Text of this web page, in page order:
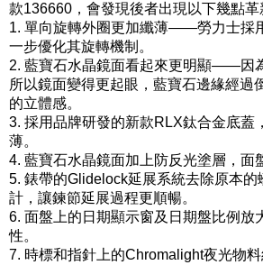
款136660，會發現後者出現以下幾點革
1. 單向旋轉外圈更加纖薄——勞力士採
一步優化其旋轉機制。
2. 藍寶石水晶鏡面看起來更明顯——因
所以鏡面變得更起眼，藍寶石邊緣經過
的立體感。
3. 採用品牌研發的新款RLX鈦合金底蓋
薄。
4. 藍寶石水晶鏡面加上防反光塗層，面
5. 錶帶的Glidelock延展系統去除原本的
計，讓鍊節延展過程更順暢。
6. 面盤上的日期顯示窗及日期盤比例放
性。
7. 時標和指針上的Chromalight夜光物